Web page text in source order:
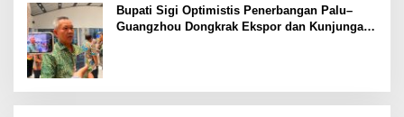
Bupati Sigi Optimistis Penerbangan Palu–
Guangzhou Dongkrak Ekspor dan Kunjungan